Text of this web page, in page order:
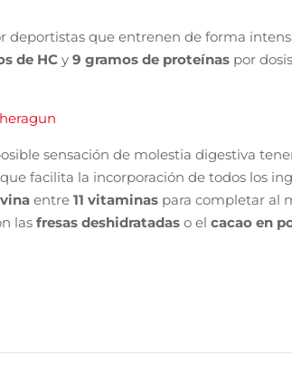
deportistas que entrenen de forma
de HC y 9 gramos de proteínas por
sensación de molestia digestiva
que facilita la incorporación de todos los
entre 11 vitaminas para completar al
las fresas deshidratadas o el cacao en